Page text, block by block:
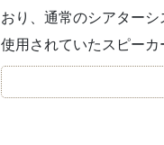
おり、通常のシアター
使用されていたスピー